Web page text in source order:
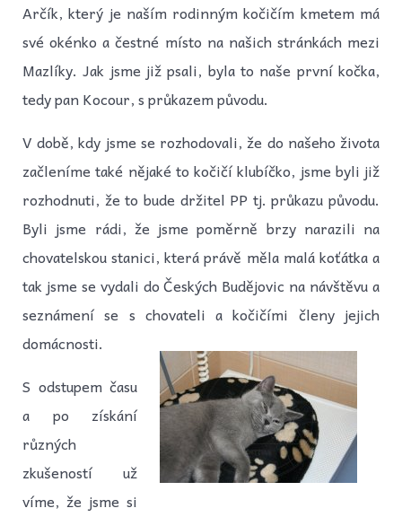
Arčík, který je naším rodinným kočičím kmetem má
své okénko a čestné místo na našich stránkách mezi
Mazlíky. Jak jsme již psali, byla to naše první kočka,
tedy pan Kocour, s průkazem původu.
V době, kdy jsme se rozhodovali, že do našeho života
začleníme také nějaké to kočičí klubíčko, jsme byli již
rozhodnuti, že to bude držitel PP tj. průkazu původu.
Byli jsme rádi, že jsme poměrně brzy narazili na
chovatelskou stanici, která právě měla malá koťátka a
tak jsme se vydali do Českých Budějovic na návštěvu a
seznámení se s chovateli a kočičími členy jejich
domácnosti.
S odstupem času
a po získání
různých
zkušeností už
víme, že jsme si